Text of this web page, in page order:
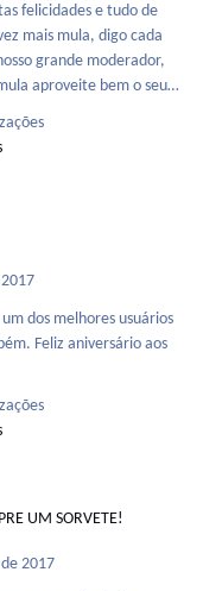
aproveite bem o seu
dos melhores usuários
aos
UM SORVETE!
2017